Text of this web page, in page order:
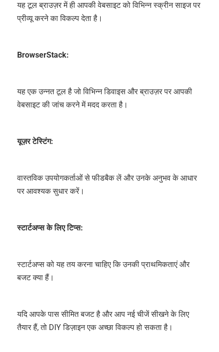
यह टूल ब्राउज़र में ही आपकी वेबसाइट को विभिन्न स्क्रीन साइज पर
प्रीव्यू करने का विकल्प देता है।
BrowserStack:
यह एक उन्नत टूल है जो विभिन्न डिवाइस और ब्राउज़र पर आपकी
वेबसाइट की जांच करने में मदद करता है।
यूज़र टेस्टिंग:
वास्तविक उपयोगकर्ताओं से फीडबैक लें और उनके अनुभव के आधार
पर आवश्यक सुधार करें।
स्टार्टअप्स के लिए टिप्स:
स्टार्टअप्स को यह तय करना चाहिए कि उनकी प्राथमिकताएं और
बजट क्या हैं।
यदि आपके पास सीमित बजट है और आप नई चीजें सीखने के लिए
तैयार हैं, तो DIY डिज़ाइन एक अच्छा विकल्प हो सकता है।